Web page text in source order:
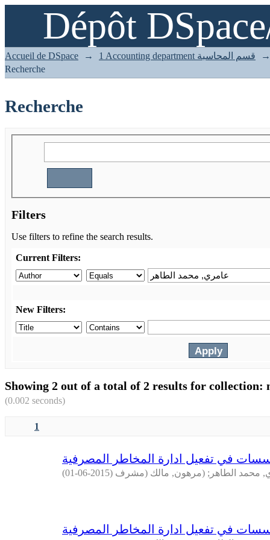
Dépôt
Recherche
Accueil de DSpace → 1 Accounting department قسم المحاسبة
→
Recherche
Recherche
Filters
Use filters to refine the search results.
Current Filters:
New Filters:
(0.002 seconds)
1
في تفعيل ادارة المخاطر المصرفية
محمد الطاهر ; (مرهون, مالك (مشرف (
2015-06-01
)
في تفعيل ادارة المخاطر المصرفية